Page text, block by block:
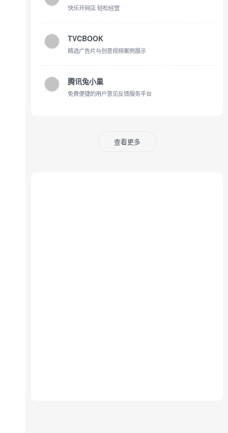
快乐开网店 轻松经营
TVCBOOK
精选广告片与创意视频案例展示
腾讯兔小巢
免费便捷的用户意见反馈服务平台
查看更多